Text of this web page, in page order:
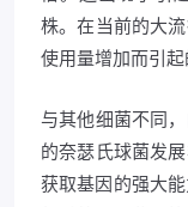
株。在当前的大
使用量增加而引起
与其他细菌不同
的奈瑟氏球菌发
获取基因的强大